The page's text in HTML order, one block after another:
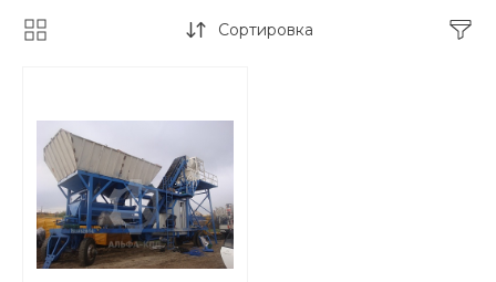
Сортировка